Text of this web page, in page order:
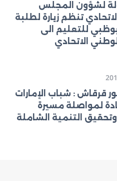
لشؤون المجلس
تنظم زيارة لطلبة
للتعليم الى
الاتحادي
قرقاش : شباب الإمارات
لمواصلة مسيرة
وتحقيق التنمية الشاملة